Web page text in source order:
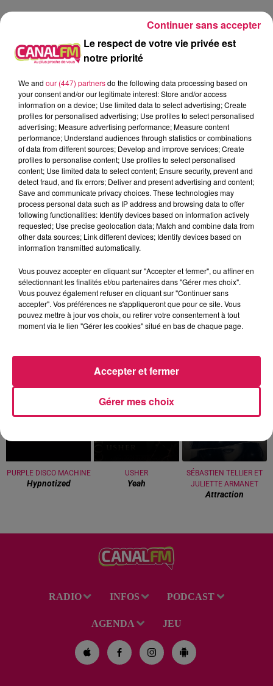
Canal fm
Geoffrey Deloux
18.06.2026 - hélène et la chaleur
0:00 3 min 31 sec
18 juin 2026 - 3 min 31 sec
18.06.2026 - HÉLÈNE ET LA CHALEUR
Revivez les meilleurs moments de la Ligne des Auditeurs
PURPLE DISCO MACHINE
Hypnotized
USHER
Yeah
SÉBASTIEN TELLIER ET
JULIETTE ARMANET
Attraction
RADIO INFOS PODCAST
AGENDA JEU
Le respect de votre vie privée est
notre priorité
We and our (447) partnersdo the following data processing based on
your consent and/or our legitimate interest: Store and/or access
information on a device; Use limited data to select advertising; Create
profiles for personalised advertising; Use profiles to select personalised
advertising; Measure advertising performance; Measure content
performance; Understand audiences through statistics or combinations
of data from different sources; Develop and improve services; Create
profiles to personalise content; Use profiles to select personalised
content; Use limited data to select content; Ensure security, prevent and
detect fraud, and fix errors; Deliver and present advertising and content;
Save and communicate privacy choices. These technologies may
process personal data such as IP address and browsing data to offer
following functionalities: Identify devices based on information actively
requested; Use precise geolocation data; Match and combine data from
other data sources; Link different devices; Identify devices based on
information transmitted automatically.
Vous pouvez accepter en cliquant sur "Accepter et fermer", ou affiner en
sélectionnant les finalités et/ou partenaires dans "Gérer mes choix".
Vous pouvez également refuser en cliquant sur "Continuer sans
accepter". Vos préférences ne s'appliqueront que pour ce site. Vous
pouvez mettre à jour vos choix, ou retirer votre consentement à tout
moment via le lien "Gérer les cookies" situé en bas de chaque page.
Gérer mes choix
Accepter et fermer
Continuer sans accepter